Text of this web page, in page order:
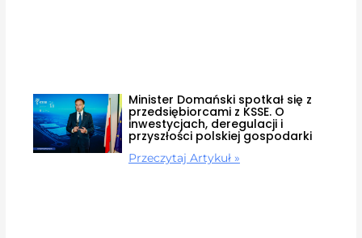
Minister Domański spotkał się z
przedsiębiorcami z KSSE. O
inwestycjach, deregulacji i
przyszłości polskiej gospodarki
Przeczytaj Artykuł »